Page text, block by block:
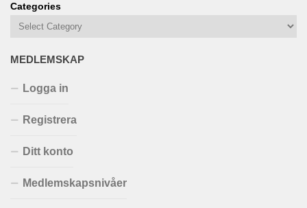
Categories
MEDLEMSKAP
Logga in
Registrera
Ditt konto
Medlemskapsnivåer